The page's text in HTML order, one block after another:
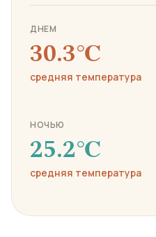
ДНЕМ
30.3℃
средняя температура
НОЧЬЮ
25.2℃
средняя температура